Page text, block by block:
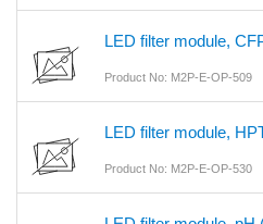
LED filter module,
Product No: M2P-E-OP-509
LED filter module,
Product No: M2P-E-OP-530